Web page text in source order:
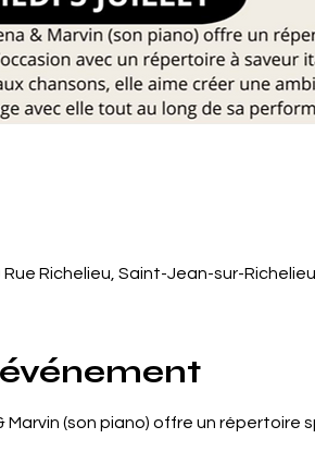
Richelieu, Saint-Jean-sur-
(son piano) offre un répertoire